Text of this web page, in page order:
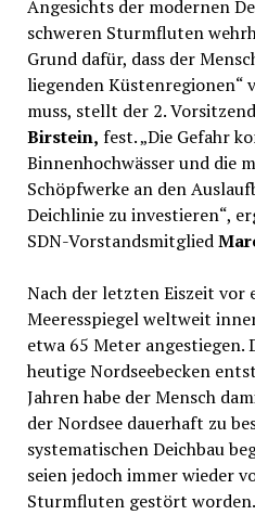
Angesichts der modernen
schweren Sturmfluten
Grund dafür, dass der
liegenden Küstenregionen“
muss, stellt der 2.
Birstein, fest. „Die Gefahr
Binnenhochwässer und die
Schöpfwerke an den
Deichlinie zu investieren“,
SDN-Vorstandsmitglied
Nach der letzten Eiszeit vor
Meeresspiegel weltweit
etwa 65 Meter angestiegen.
heutige Nordseebecken
Jahren habe der Mensch
der Nordsee dauerhaft zu
systematischen Deichbau
seien jedoch immer wieder
Sturmfluten gestört worden.